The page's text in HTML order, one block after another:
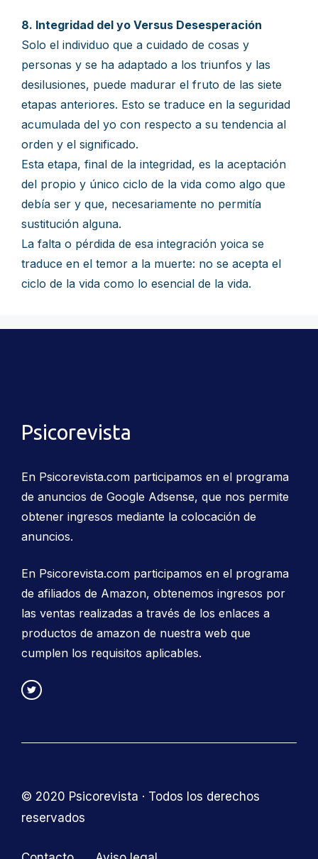
8. Integridad del yo Versus Desesperación
Solo el individuo que a cuidado de cosas y
personas y se ha adaptado a los triunfos y las
desilusiones, puede madurar el fruto de las siete
etapas anteriores. Esto se traduce en la seguridad
acumulada del yo con respecto a su tendencia al
orden y el significado.
Esta etapa, final de la integridad, es la aceptación
del propio y único ciclo de la vida como algo que
debía ser y que, necesariamente no permitía
sustitución alguna.
La falta o pérdida de esa integración yoica se
traduce en el temor a la muerte: no se acepta el
ciclo de la vida como lo esencial de la vida.
Psicorevista
En Psicorevista.com participamos en el programa
de anuncios de Google Adsense, que nos permite
obtener ingresos mediante la colocación de
anuncios.
En Psicorevista.com participamos en el programa
de afiliados de Amazon, obtenemos ingresos por
las ventas realizadas a través de los enlaces a
productos de amazon de nuestra web que
cumplen los requisitos aplicables.
© 2020 Psicorevista · Todos los derechos
reservados